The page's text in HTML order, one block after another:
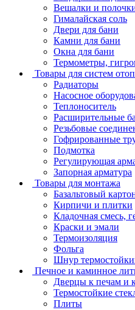
Вешалки и
Гималайская соль
Двери для бани
Камни для бани
Окна для бани
Термометры,
Товары для систем
Радиаторы
Насосное
Теплоноситель
Расширительные
Резьбовые
Гофрированные
Подмотка
Регулирующая
Запорная арматура
Товары для монтажа
Базальтовый
Кирпичи и плитки
Кладочная смесь,
Краски и эмали
Термоизоляция
Фольга
Шнур
Печное и каминное
Дверцы к печам и
Термостойкие
Плиты